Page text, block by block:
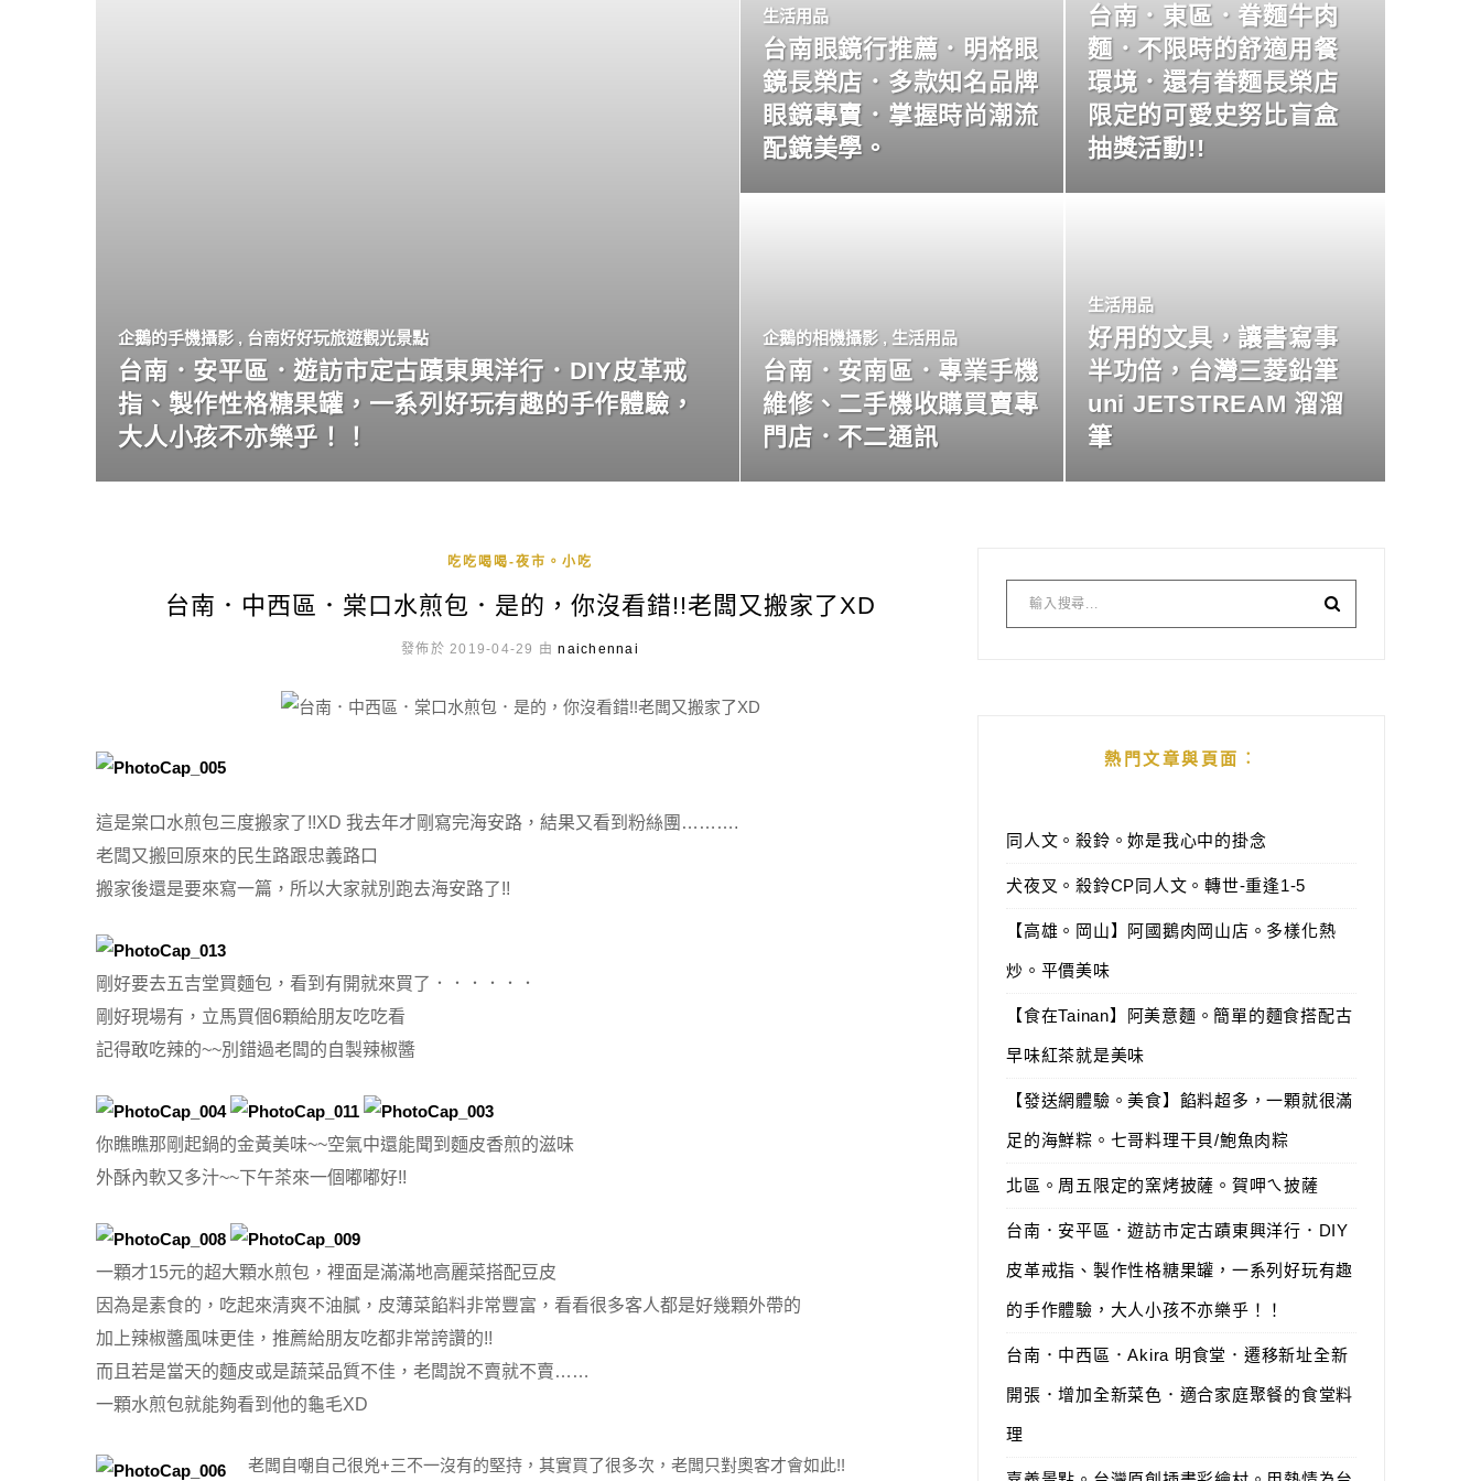
企鵝的手機攝影 , 台南好好玩旅遊觀光景點
台南．安平區．遊訪市定古蹟東興洋行．DIY皮革戒
指、製作性格糖果罐，一系列好玩有趣的手作體驗，
大人小孩不亦樂乎！！
生活用品
台南眼鏡行推薦．明格眼
鏡長榮店．多款知名品牌
眼鏡專賣．掌握時尚潮流
配鏡美學。
台南．東區．眷麵牛肉
麵．不限時的舒適用餐
環境．還有眷麵長榮店
限定的可愛史努比盲盒
抽獎活動!!
企鵝的相機攝影 , 生活用品
台南．安南區．專業手機
維修、二手機收購買賣專
門店．不二通訊
生活用品
好用的文具，讓書寫事
半功倍，台灣三菱鉛筆
uni JETSTREAM 溜溜
筆
吃吃喝喝-夜市。小吃
台南．中西區．棠口水煎包．是的，你沒看錯!!老闆又搬家了XD
發佈於 2019-04-29 由naichennai
這是棠口水煎包三度搬家了!!XD 我去年才剛寫完海安路，結果又看到粉絲團……….
老闆又搬回原來的民生路跟忠義路口
搬家後還是要來寫一篇，所以大家就別跑去海安路了!!
剛好要去五吉堂買麵包，看到有開就來買了．．．．．．
剛好現場有，立馬買個6顆給朋友吃吃看
記得敢吃辣的~~別錯過老闆的自製辣椒醬
你瞧瞧那剛起鍋的金黃美味~~空氣中還能聞到麵皮香煎的滋味
外酥內軟又多汁~~下午茶來一個嘟嘟好!!
一顆才15元的超大顆水煎包，裡面是滿滿地高麗菜搭配豆皮
因為是素食的，吃起來清爽不油膩，皮薄菜餡料非常豐富，看看很多客人都是好幾顆外帶的
加上辣椒醬風味更佳，推薦給朋友吃都非常誇讚的!!
而且若是當天的麵皮或是蔬菜品質不佳，老闆說不賣就不賣……
一顆水煎包就能夠看到他的龜毛XD
老闆自嘲自己很兇+三不一沒有的堅持，其實買了很多次，老闆只對奧客才會如此!!
熱門文章與頁面︰
同人文。殺鈴。妳是我心中的掛念
犬夜叉。殺鈴CP同人文。轉世-重逢1-5
【高雄。岡山】阿國鵝肉岡山店。多樣化熱
炒。平價美味
【食在Tainan】阿美意麵。簡單的麵食搭配古
早味紅茶就是美味
【發送網體驗。美食】餡料超多，一顆就很滿
足的海鮮粽。七哥料理干貝/鮑魚肉粽
北區。周五限定的窯烤披薩。賀呷ㄟ披薩
台南．安平區．遊訪市定古蹟東興洋行．DIY
皮革戒指、製作性格糖果罐，一系列好玩有趣
的手作體驗，大人小孩不亦樂乎！！
台南．中西區．Akira 明食堂．遷移新址全新
開張．增加全新菜色．適合家庭聚餐的食堂料
理